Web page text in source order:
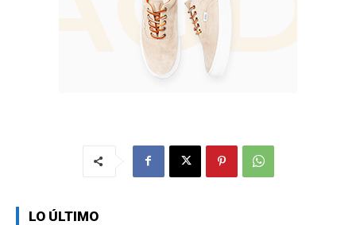
LO ÚLTIMO